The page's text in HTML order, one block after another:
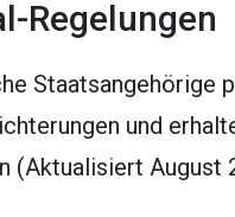
Regelungen
Staatsangehörige
und
(Aktualisiert August